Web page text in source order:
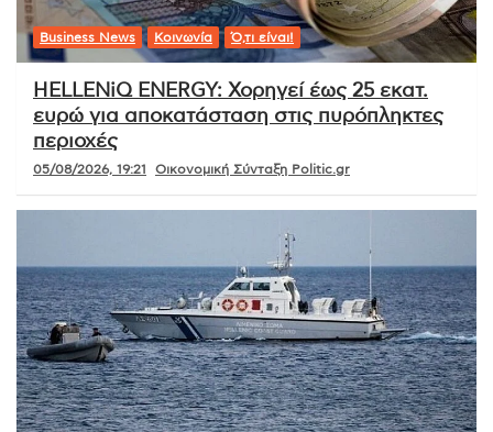
Business News Κοινωνία Ό,τι είναι!
HELLENiQ ENERGY: Χορηγεί έως 25 εκατ.
ευρώ για αποκατάσταση στις πυρόπληκτες
περιοχές
05/08/2026, 19:21 Οικονομική Σύνταξη Politic.gr